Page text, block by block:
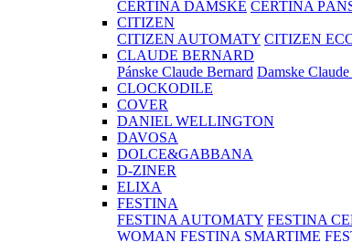
CERTINA DÁMSKÉ CERTINA
CITIZEN
CITIZEN AUTOMATY CITIZEN
CLAUDE BERNARD
Pánske Claude Bernard Damske
CLOCKODILE
COVER
DANIEL WELLINGTON
DAVOSA
DOLCE&GABBANA
D-ZINER
ELIXA
FESTINA
FESTINA AUTOMATY FESTINA
WOMAN FESTINA SMARTIME